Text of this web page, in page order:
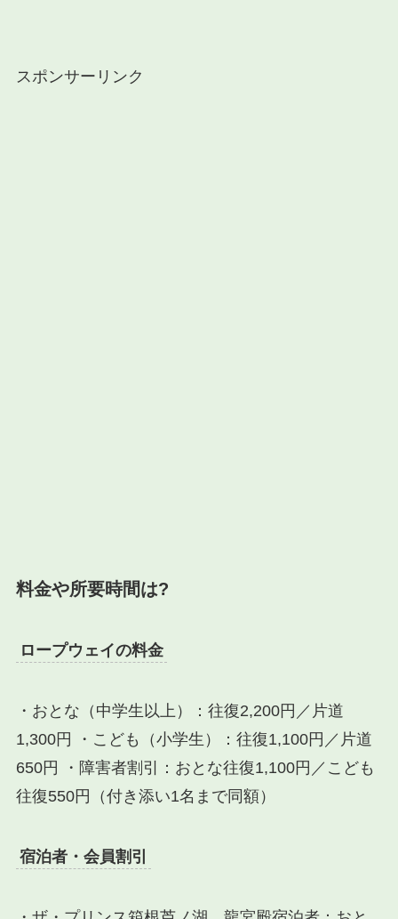
スポンサーリンク
料金や所要時間は?
ロープウェイの料金
・おとな（中学生以上）：往復2,200円／片道
1,300円 ・こども（小学生）：往復1,100円／片道
650円 ・障害者割引：おとな往復1,100円／こども
往復550円（付き添い1名まで同額）
宿泊者・会員割引